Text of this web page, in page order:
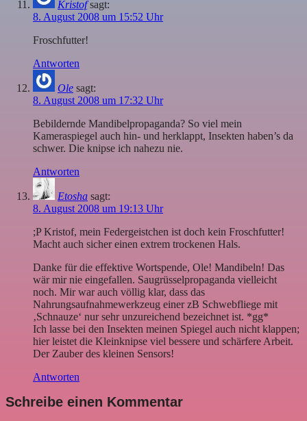
Kristof sagt:
8. August 2008 um 15:52 Uhr
Froschfutter!
Antworten
Ole sagt:
8. August 2008 um 17:32 Uhr
Bebildernde Mandibelpropaganda? So viel mein
Kameraspiegel auch hin- und herklappt, Insekten haben’s da
schwer. Die knipse ich nahezu nie.
Antworten
Etosha sagt:
8. August 2008 um 19:13 Uhr
;P Kristof, mein Federgeistchen ist doch kein Froschfutter!
Macht auch sicher einen extrem trockenen Hals.
Danke für die effektive Wortspende, Ole! Mandibeln! Das
wär mir nie eingefallen. Saugrüsselpropaganda vielleicht
noch. Mir war auch völlig klar, dass das
Nahrungsaufnahmewerkzeug einer zB Schwebfliege mit
‚Schnauze‘ nur sehr unzureichend bezeichnet ist. *gg*
Ich lasse bei den Insekten meinen Spiegel auch nicht klappen;
hier leistet die Kleinknipse viel bessere und schärfere Arbeit.
Der Zauber des kleinen Sensors!
Antworten
Schreibe einen Kommentar